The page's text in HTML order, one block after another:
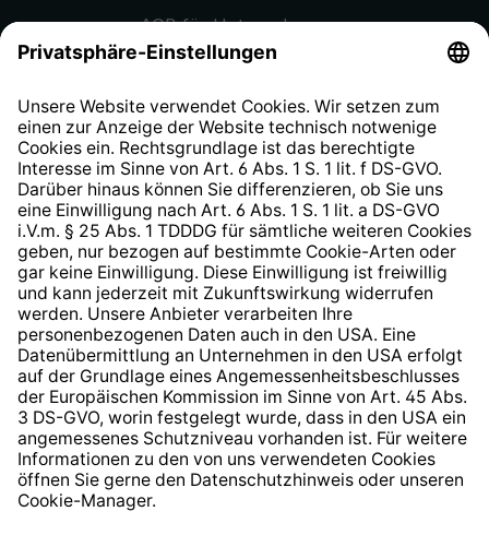
AGB für Unternehmen
Datenschutzhinweis
Widerrufsrecht
Hinweisgeberschutzsystem
Barrierefreiheit
* Alle Preise inkl. gesetzl. Mehrwertsteuer zzgl.